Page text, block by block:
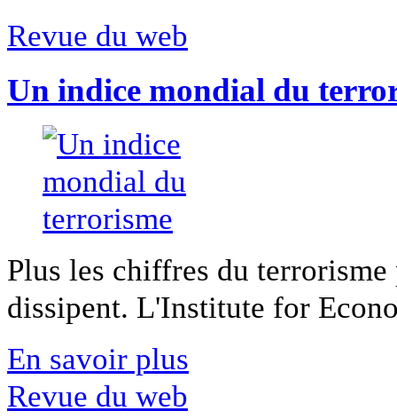
Revue du web
Un indice mondial du
Plus les chiffres du
dissipent. L'Institute for
En savoir plus
Revue du web